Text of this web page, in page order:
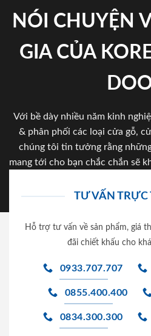
NÓI CHUYỆN
GIA CỦA
Với bề dày nhiều năm kinh
& phân phối các loại cửa gỗ,
chúng tôi tin tưởng rằng
mang tới cho bạn chắc chắn sẽ
TƯ VẤN TRỰC
Hỗ trợ tư vấn về sản phẩm, giá
đãi chiết khấu cho
0933.707.707
0855.400.400
0834.300.300